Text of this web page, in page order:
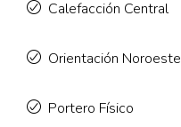
Calefacción Central
Orientación Noroeste
Portero Físico